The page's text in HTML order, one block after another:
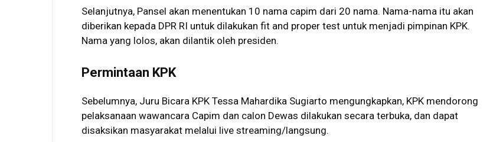
Selanjutnya, Pansel akan menentukan 10 nama capim dari 20 nama. Nama-nama itu akan
diberikan kepada DPR RI untuk dilakukan fit and proper test untuk menjadi pimpinan KPK.
Nama yang lolos, akan dilantik oleh presiden.
Permintaan KPK
Sebelumnya, Juru Bicara KPK Tessa Mahardika Sugiarto mengungkapkan, KPK mendorong
pelaksanaan wawancara Capim dan calon Dewas dilakukan secara terbuka, dan dapat
disaksikan masyarakat melalui live streaming/langsung.